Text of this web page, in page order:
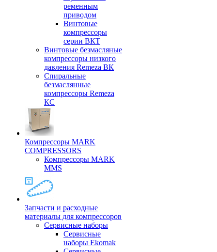
ременным
приводом
Винтовые
компрессоры
серии ВКТ
Винтовые безмасляные
компрессоры низкого
давления Remeza ВК
Спиральные
безмаслянные
компрессоры Remeza
КС
Компрессоры MARK
COMPRESSORS
Компрессоры MARK
MMS
Запчасти и расходные
материалы для компрессоров
Cервисные наборы
Сервисные
наборы Ekomak